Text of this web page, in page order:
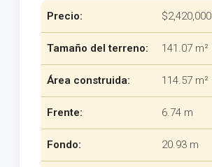
Precio: $2,420,000
Tamaño del terreno: 141.07 m²
Área construida: 114.57 m²
Frente: 6.74 m
Fondo: 20.93 m